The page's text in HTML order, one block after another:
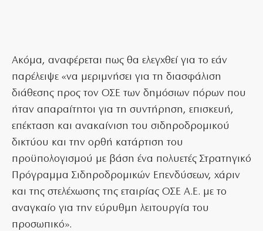
Ακόμα, αναφέρεται πως θα ελεγχθεί για το εάν
παρέλειψε «να μεριμνήσει για τη διασφάλιση
διάθεσης προς τον ΟΣΕ των δημόσιων πόρων που
ήταν απαραίτητοι για τη συντήρηση, επισκευή,
επέκταση και ανακαίνιση του σιδηροδρομικού
δικτύου και την ορθή κατάρτιση του
προϋπολογισμού με βάση ένα πολυετές Στρατηγικό
Πρόγραμμα Σιδηροδρομικών Επενδύσεων, χάριν
και της στελέχωσης της εταιρίας ΟΣΕ Α.Ε. με το
αναγκαίο για την εύρυθμη λειτουργία του
προσωπικό».